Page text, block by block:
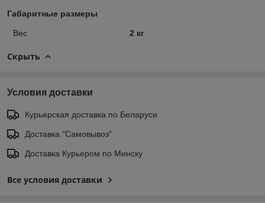
Габаритные размеры
Вес 2 кг
Скрыть
Условия доставки
Курьерская доставка по Беларуси
Доставка "Самовывоз"
Доставка Курьером по Минску
Все условия доставки